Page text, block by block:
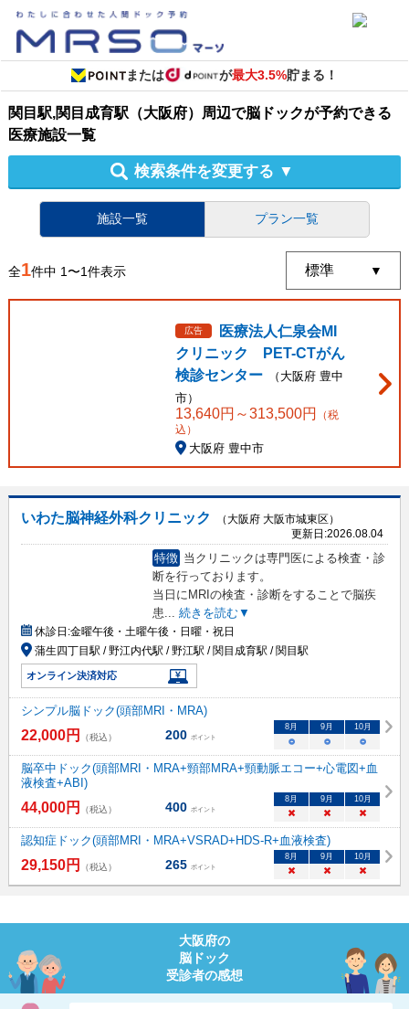
または が最大3.5%貯まる！
関目駅,関目成育駅（大阪府）周辺で脳ドックが予約できる
医療施設一覧
検索条件を変更する ▼
施設一覧 プラン一覧
全1件中 1〜1件表示
広告
医療法人仁泉会MI
クリニック PET-CTがん
検診センター
（ 大阪府 豊中
市）
13,640円～313,500円
（税
込）
大阪府 豊中市
いわた脳神経外科クリニック
（大阪府 大阪市城東区）
更新日:2026.08.04
特徴 当クリニックは専門医による検査・診
断を行っております。
当日にMRIの検査・診断をすることで脳疾
患... 続きを読む▼
休診日:金曜午後・土曜午後・日曜・祝日
蒲生四丁目駅 / 野江内代駅 / 野江駅 / 関目成育駅 / 関目駅
オンライン決済対応
シンプル脳ドック(頭部MRI・MRA)
22,000円 （税込） 200 ポイント
8月 9月 10月
○ ○ ○
脳卒中ドック(頭部MRI・MRA+頸部MRA+頸動脈エコー+心電図+血
液検査+ABI)
44,000円 （税込） 400 ポイント
8月 9月 10月
× × ×
認知症ドック(頭部MRI・MRA+VSRAD+HDS-R+血液検査)
29,150円 （税込） 265 ポイント
8月 9月 10月
× × ×
大阪府の
脳ドック
受診者の感想